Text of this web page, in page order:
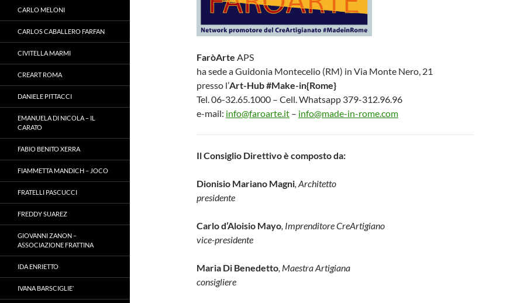
FaròArte APS
ha sede a Guidonia Montecelio (RM) in Via Monte Nero, 21
presso l’Art-Hub #Make-in{Rome}
Tel. 06-32.65.1000 – Cell. Whatsapp 379-312.96.96
e-mail: info@faroarte.it – info@made-in-rome.com
Il Consiglio Direttivo è composto da:
Dionisio Mariano Magni, Architetto
presidente
Carlo d’Aloisio Mayo, Imprenditore CreArtigiano
vice-presidente
Maria Di Benedetto, Maestra Artigiana
consigliere
CARLO MELONI
CARLOS CABALLERO FARFAN
CIVITELLA MARMI
CREART ROMA
DANIELE PITTACCI
EMANUELA DI NICOLA – IL
CARATO
FABIO BENITO XERRA
FIAMMETTA MANDICH – JOCO
FRATELLI PASCUCCI
FREDDY SUAREZ
GIOVANNI ZANON –
ASSOCIAZIONE FRATTINA
IDA ENRIETTO
IVANA BARSCIGLIE’